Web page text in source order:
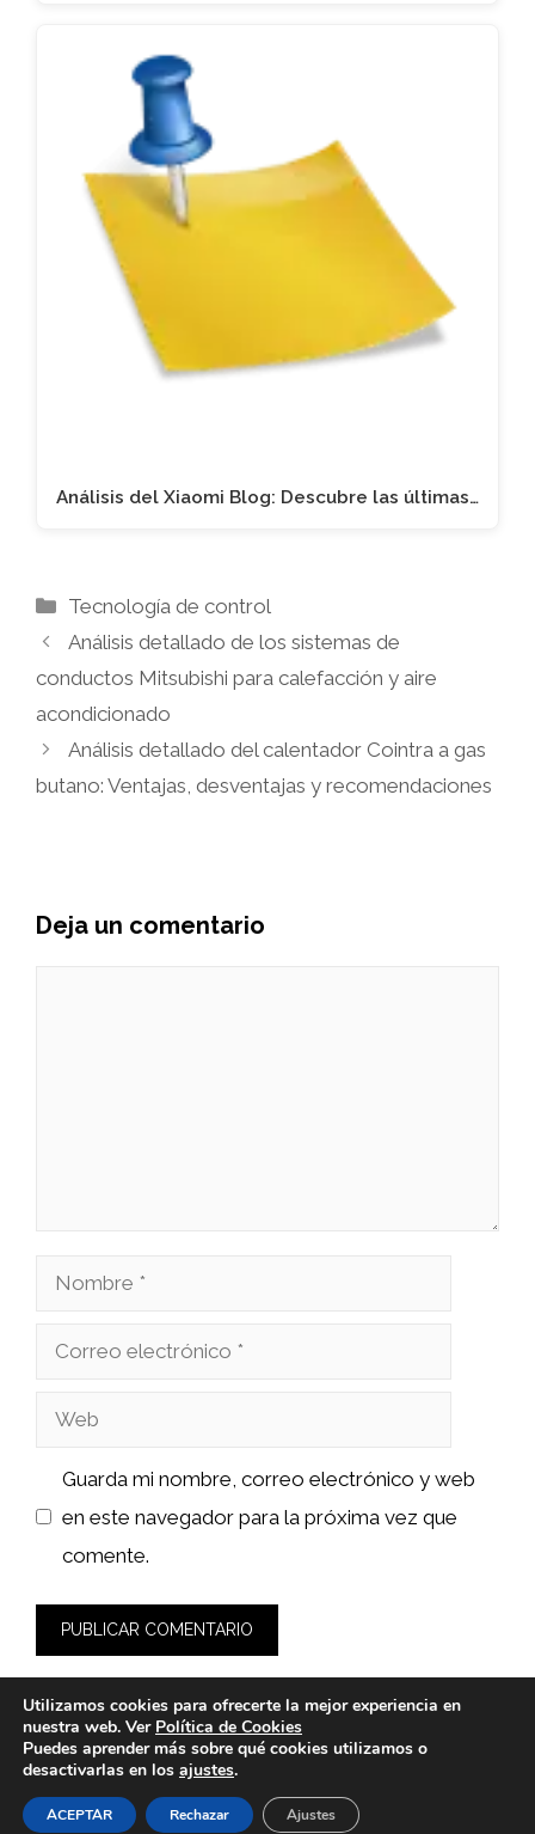
Análisis del Xiaomi Blog: Descubre las últimas…
Categorías
Tecnología de control
Análisis detallado de los sistemas de
conductos Mitsubishi para calefacción y aire
acondicionado
Análisis detallado del calentador Cointra a gas
butano: Ventajas, desventajas y recomendaciones
Deja un comentario
Nombre
Correo
Web
Guarda mi nombre, correo electrónico y web
en este navegador para la próxima vez que
comente.
© 2026 calsat-repuestos.es -
Legal-Política de cookies
Utilizamos cookies para ofrecerte la mejor experiencia en
nuestra web. Ver Política de Cookies
Puedes aprender más sobre qué cookies utilizamos o
desactivarlas en los ajustes.
ACEPTAR Rechazar Ajustes